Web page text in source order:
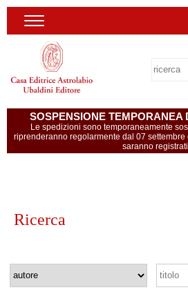
SOSPENSIONE TEMPORANEA
Le spedizioni sono temporaneamente
riprenderanno regolarmente dal 07
saranno registrati
Ricerca